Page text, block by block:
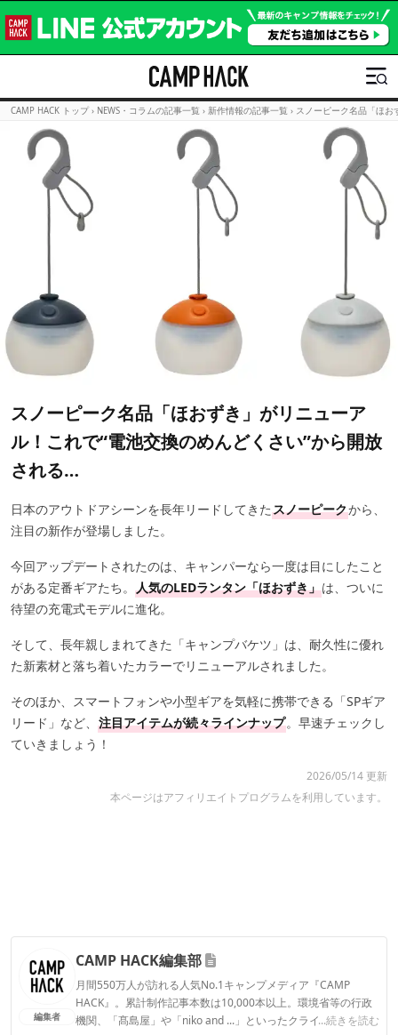
CAMP HACK トップ › NEWS・コラムの記事一覧 › 新作情報の記事一覧 › スノーピーク名品「ほお
スノーピーク名品「ほおずき」がリニューア
ル！これで“電池交換のめんどくさい”から開放
される…
日本のアウトドアシーンを長年リードしてきたスノーピークから、
注目の新作が登場しました。
今回アップデートされたのは、キャンパーなら一度は目にしたこと
がある定番ギアたち。 人気のLEDランタン「ほおずき」は、ついに
待望の充電式モデルに進化。
そして、長年親しまれてきた「キャンプバケツ」は、耐久性に優れ
た新素材と落ち着いたカラーでリニューアルされました。
そのほか、スマートフォンや小型ギアを気軽に携帯できる「SPギア
リード」など、 注目アイテムが続々ラインナップ。早速チェックし
ていきましょう！
2026/05/14 更新
本ページはアフィリエイトプログラムを利用しています。
編集者
CAMP HACK編集部
月間550万人が訪れる人気No.1キャンプメディア『CAMP
HACK』。累計制作記事本数は10,000本以上。環境省等の行政
機関、「髙島屋」や「niko and ...」といったクライアントとの
...続きを読む